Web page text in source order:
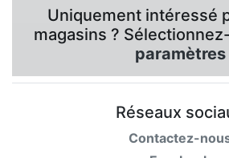
Uniquement intéressé
magasins ?
paramètres
Réseaux
Contactez-